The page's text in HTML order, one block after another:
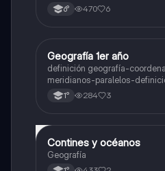
6° 470 6
Geografía
Geografía 1er año
definición geografía-
meridianos-paralelos-
elementos del mapa-
relativa y absoluta
1° 284 3
Geografía
Contines y océanos
Geografía